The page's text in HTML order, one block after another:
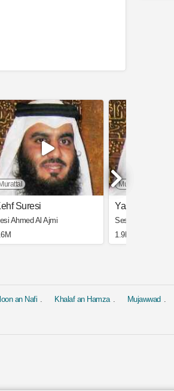
Murattal
Suresi
Ahmed Al Ajmi
Murattal
Yasin Suresi
Sesi Ahmed Al Ajmi
1.9M
an Nafi Khalaf an Hamza Mujawwad